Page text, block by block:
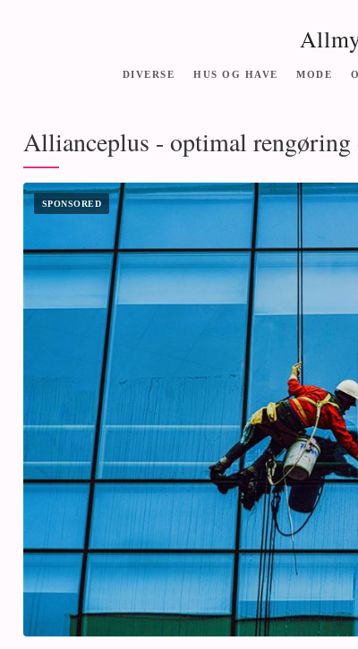
DIVERSE HUS OG HAVE MODE
Allianceplus - optimal